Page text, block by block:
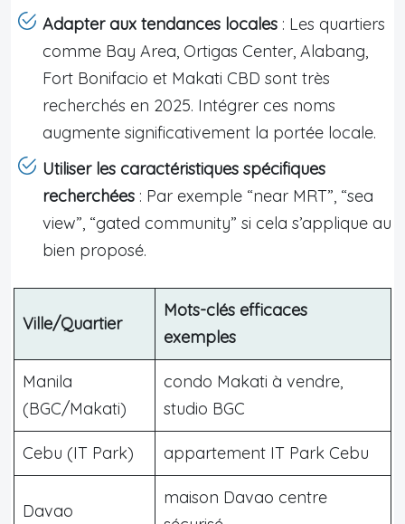
Adapter aux tendances locales : Les quartiers
comme Bay Area, Ortigas Center, Alabang,
Fort Bonifacio et Makati CBD sont très
recherchés en 2025. Intégrer ces noms
augmente significativement la portée locale.
Utiliser les caractéristiques spécifiques
recherchées : Par exemple “near MRT”, “sea
view”, “gated community” si cela s’applique au
bien proposé.
Ville/Quartier
Mots-clés efficaces
exemples
Manila
(BGC/Makati)
condo Makati à vendre,
studio BGC
Cebu (IT Park) appartement IT Park Cebu
Davao
maison Davao centre